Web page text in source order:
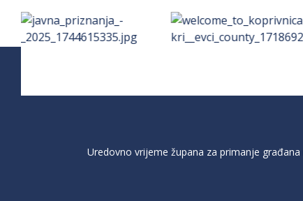
Uredovno vrijeme župana za primanje